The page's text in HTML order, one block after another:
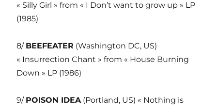
« Silly Girl » from « I Don’t want to grow up » LP
(1985)
8/ BEEFEATER (Washington DC, US)
« Insurrection Chant » from « House Burning
Down » LP (1986)
9/ POISON IDEA(Portland, US) « Nothing is